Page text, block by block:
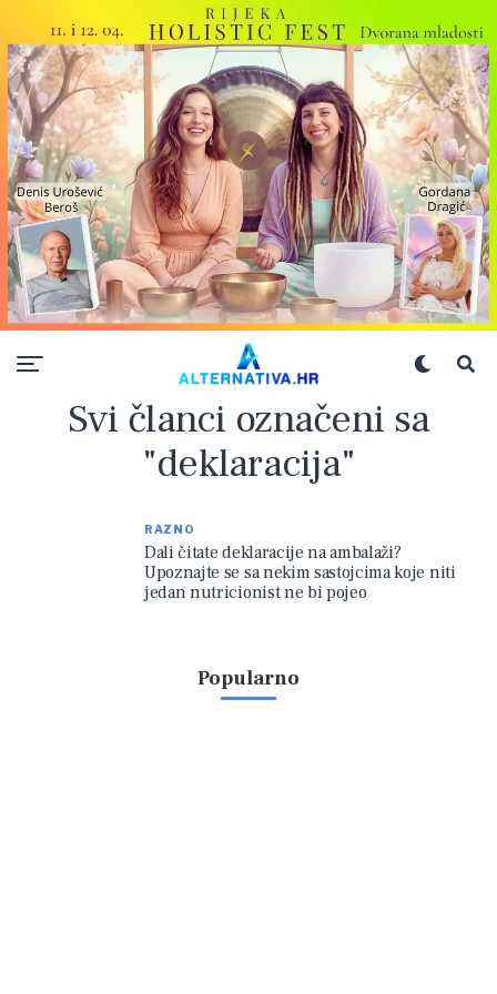
Svi članci označeni sa
"deklaracija"
RAZNO
Dali čitate deklaracije na ambalaži?
Upoznajte se sa nekim sastojcima koje niti
jedan nutricionist ne bi pojeo
Popularno